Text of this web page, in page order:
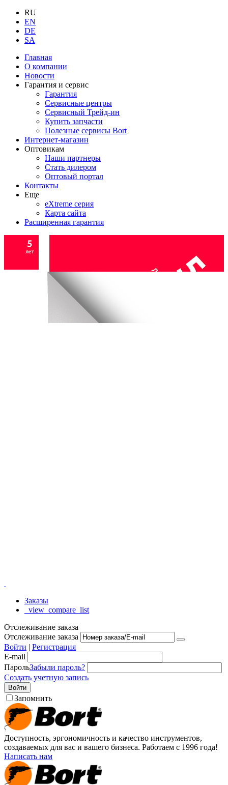
RU
EN
DE
SA
Главная
О компании
Новости
Гарантия и сервис
Гарантия
Сервисные центры
Сервисный Трейд-ин
Купить запчасти
Полезные сервисы Bort
Интернет-магазин
Оптовикам
Наши партнеры
Стать дилером
Оптовый портал
Контакты
Еще
eXtreme серия
Карта сайта
Расширенная гарантия
Заказы
_view_compare_list
Отслеживание заказа
Отслеживание заказа
Войти | Регистрация
E-mail
ПарольЗабыли пароль?
Создать учетную запись
Войти
Запомнить
Доступность, эргономичность и качество инструментов,
создаваемых для вас и вашего бизнеса. Работаем с 1996 года!
Написать нам